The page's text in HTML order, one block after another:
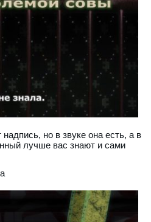
но в звуке она есть, а в
лучше вас знают и сами